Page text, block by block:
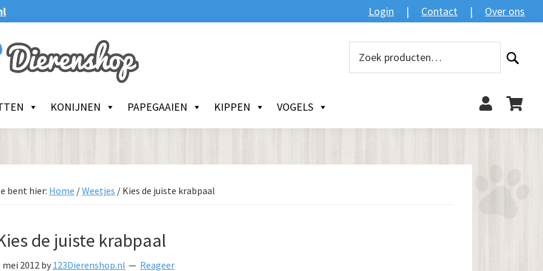
Login Contact Over ons
KONIJNEN PAPEGAAIEN KIPPEN VOGELS
Zoeken
bent hier: Home /Weetjes / Kies de juiste krabpaal
de juiste krabpaal
mei 2012 by 123Dierenshop.nl Reageer